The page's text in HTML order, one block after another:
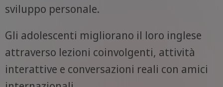
sviluppo personale.
Gli adolescenti migliorano il loro inglese
attraverso lezioni coinvolgenti, attività
interattive e conversazioni reali con amici